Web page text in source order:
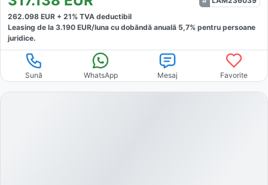
262.098 EUR + 21% TVA deductibil
Leasing de la 3.190 EUR/luna cu dobăndă anuală 5,7% pentru persoane
juridice.
Sună WhatsApp Mesaj Favorite